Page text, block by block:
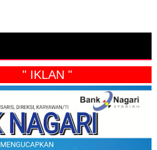
" IKLAN "